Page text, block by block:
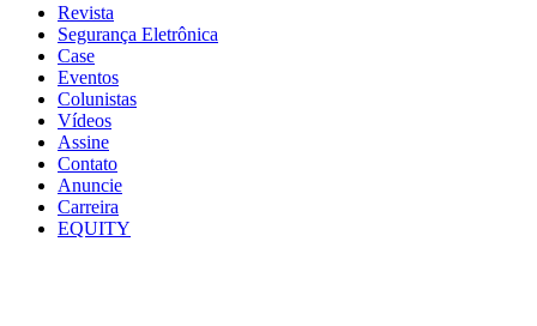
Revista
Segurança Eletrônica
Case
Eventos
Colunistas
Vídeos
Assine
Contato
Anuncie
Carreira
EQUITY